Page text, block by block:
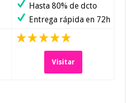
Hasta 80% de dcto
Entrega rápida en 72h
Visitar